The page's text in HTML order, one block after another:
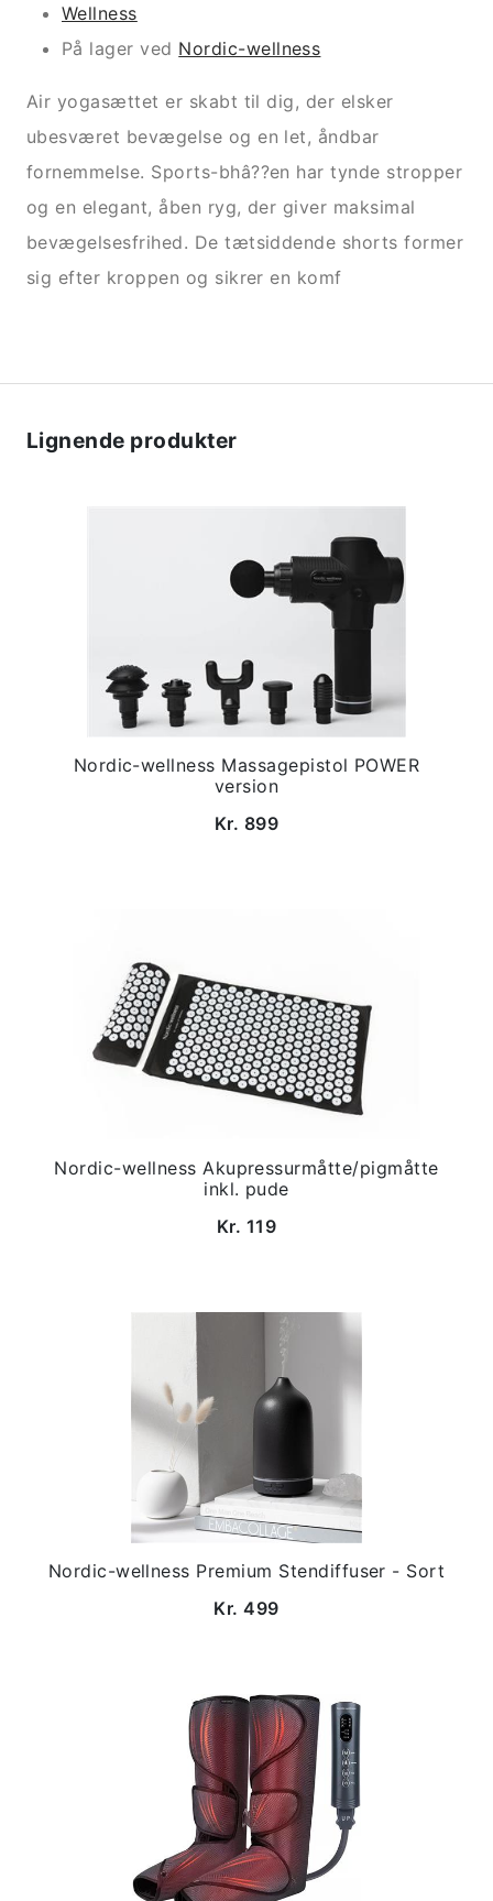
Wellness
På lager ved Nordic-wellness
Air yogasættet er skabt til dig, der elsker
ubesværet bevægelse og en let, åndbar
fornemmelse. Sports-bhâ??en har tynde stropper
og en elegant, åben ryg, der giver maksimal
bevægelsesfrihed. De tætsiddende shorts former
sig efter kroppen og sikrer en komf
Lignende produkter
Nordic-wellness Massagepistol POWER
version
Kr. 899
Nordic-wellness Akupressurmåtte/pigmåtte
inkl. pude
Kr. 119
Nordic-wellness Premium Stendiffuser - Sort
Kr. 499